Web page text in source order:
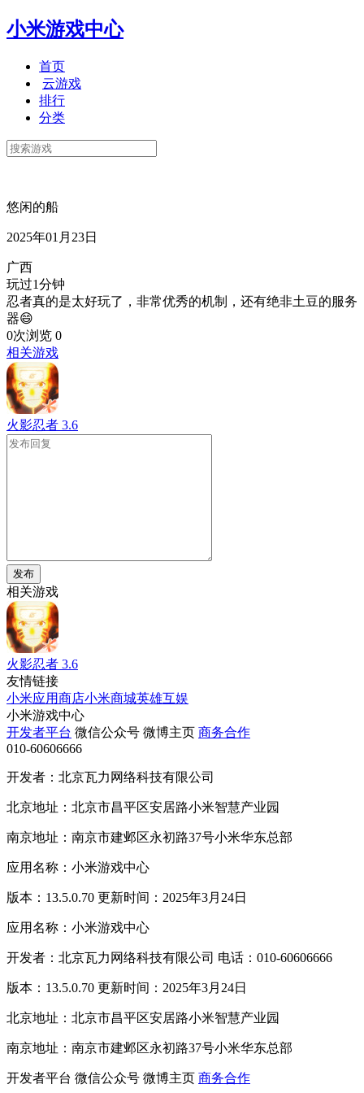
小米游戏中心
首页
云游戏
排行
分类
悠闲的船
2025年01月23日
广西
玩过1分钟
忍者真的是太好玩了，非常优秀的机制，还有绝非土豆的服务
器😄
0次浏览 0
相关游戏
火影忍者 3.6
发布
相关游戏
火影忍者 3.6
友情链接
小米应用商店小米商城英雄互娱
小米游戏中心
开发者平台 微信公众号 微博主页 商务合作
010-60606666
开发者：北京瓦力网络科技有限公司
北京地址：北京市昌平区安居路小米智慧产业园
南京地址：南京市建邺区永初路37号小米华东总部
应用名称：小米游戏中心
版本：13.5.0.70 更新时间：2025年3月24日
应用名称：小米游戏中心
开发者：北京瓦力网络科技有限公司 电话：010-60606666
版本：13.5.0.70 更新时间：2025年3月24日
北京地址：北京市昌平区安居路小米智慧产业园
南京地址：南京市建邺区永初路37号小米华东总部
开发者平台 微信公众号 微博主页 商务合作